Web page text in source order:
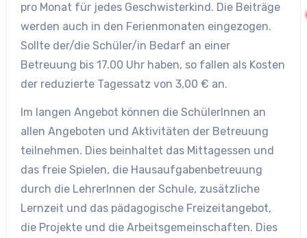
pro Monat für jedes Geschwisterkind. Die Beiträge
werden auch in den Ferienmonaten eingezogen.
Sollte der/die Schüler/in Bedarf an einer
Betreuung bis 17.00 Uhr haben, so fallen als Kosten
der reduzierte Tagessatz von 3,00 € an.
Im langen Angebot können die SchülerInnen an
allen Angeboten und Aktivitäten der Betreuung
teilnehmen. Dies beinhaltet das Mittagessen und
das freie Spielen, die Hausaufgabenbetreuung
durch die LehrerInnen der Schule, zusätzliche
Lernzeit und das pädagogische Freizeitangebot,
die Projekte und die Arbeitsgemeinschaften. Dies